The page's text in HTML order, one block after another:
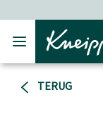
Verder gaan naar
TERUG